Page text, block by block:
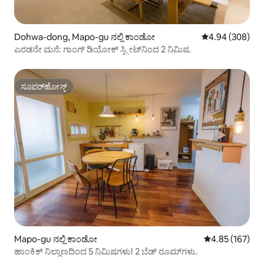
Dohwa-dong, Mapo-gu ನಲ್ಲಿ ಕಾಂಡೋ 5 ರಲ್ಲಿ 4.94
4.94 (308)
ಎರಡನೇ ಮನೆ: ಗಾಂಗ್ ಡಿಯೋಕ್ ಸ್ಟ್ರೀಟ್‌ನಿಂದ 2 ನಿಮಿಷ.
ಸೂಪರ್‌ಹೋಸ್ಟ್
ಸೂಪರ್‌ಹೋಸ್ಟ್
Mapo-gu ನಲ್ಲಿ ಕಾಂಡೋ 5 ರಲ್ಲಿ 4.85
4.85 (167)
ಹಾಂಕಿಕ್ ನಿಲ್ದಾಣದಿಂದ 5 ನಿಮಿಷಗಳು! 2 ಬೆಡ್ ರೂಮ್‌ಗಳು.